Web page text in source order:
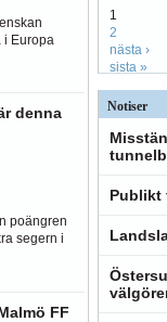
i Europa
denna
poängren
segern i
FF
1
2
nästa ›
sista »
Notiser
Publikt